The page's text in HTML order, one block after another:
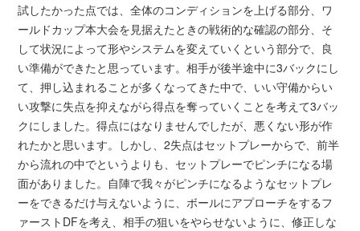
試したかった点では、全体のコンディションを上げる部分、ワ
ールドカップ本大会を見据えたときの戦術的な確認の部分、そ
して状況によって形やシステムを変えていくという部分で、良
い準備ができたと思っています。相手が後半途中に3バックにし
て、押し込まれることが多くなってきた中で、いい守備からい
い攻撃に失点を抑えながら得点を奪っていくことを考えて3バッ
クにしました。得点にはなりませんでしたが、悪くない形が作
れたかと思います。しかし、2失点はセットプレーからで、前半
から流れの中でというよりも、セットプレーでピンチになる場
面がありました。自陣で我々がピンチになるようなセットプレ
ーをできるだけ与えないように、ボールにアプローチをするフ
ァーストDFを考え、相手の狙いをやらせないように、修正しな